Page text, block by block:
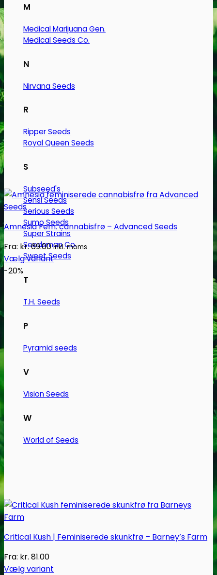
M
Medical Marijuana Gen.
Medical Seeds Co.
N
Nirvana Seeds
R
Ripper Seeds
Royal Queen Seeds
S
Subseed's
Sensi Seeds
Serious Seeds
Sumo Seeds
Super Strains
Seedsman Co.
Sweet Seeds
T
T.H. Seeds
P
Pyramid seeds
V
Vision Seeds
W
World of Seeds
Amnesia Fem. cannabisfrø – Advanced Seeds
Fra: kr.69.00 Inkl. moms
Vælg variant
Dette
varianter.
Mulighederne
vælges
på
-20%
Critical Kush | Feminiserede skunkfrø – Barney’s Farm
Fra: kr. 81.00
Vælg variant